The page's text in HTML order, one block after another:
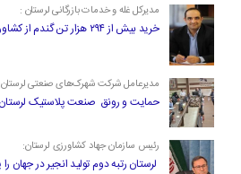
مدیرکل غله و خدمات بازرگانی لرستان :
خرید بیش از ۲۹۴ هزار تن گندم از کشاورزان لرستان
مدیرعامل شرکت شهرک‌های صنعتی لرستان:
حمایت و رونق صنعت پلاستیک
رئیس سازمان جهاد کشاورزی لرستان:
لرستان رتبه دوم تولید انجیر در جهان